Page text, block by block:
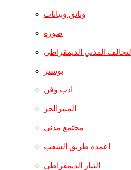
وثائق وبيانات
صورة
التحالف المدني الديمقراطي
بوستر
ادب وفن
المنبرالحر
مجتمع مدني
اعمدة طريق الشعب
التيار الديمقراطي